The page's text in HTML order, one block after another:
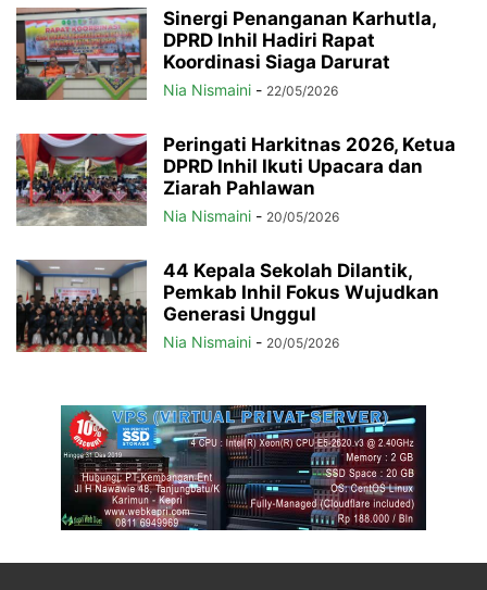
Sinergi Penanganan Karhutla,
DPRD Inhil Hadiri Rapat
Koordinasi Siaga Darurat
Nia Nismaini - 22/05/2026
Peringati Harkitnas 2026, Ketua
DPRD Inhil Ikuti Upacara dan
Ziarah Pahlawan
Nia Nismaini - 20/05/2026
44 Kepala Sekolah Dilantik,
Pemkab Inhil Fokus Wujudkan
Generasi Unggul
Nia Nismaini - 20/05/2026